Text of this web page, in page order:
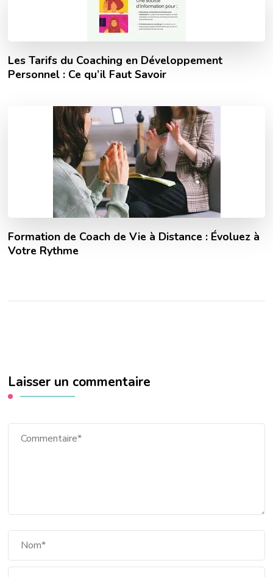
Les Tarifs du Coaching en Développement
Personnel : Ce qu’il Faut Savoir
Formation de Coach de Vie à Distance : Évoluez à
Votre Rythme
Laisser un commentaire